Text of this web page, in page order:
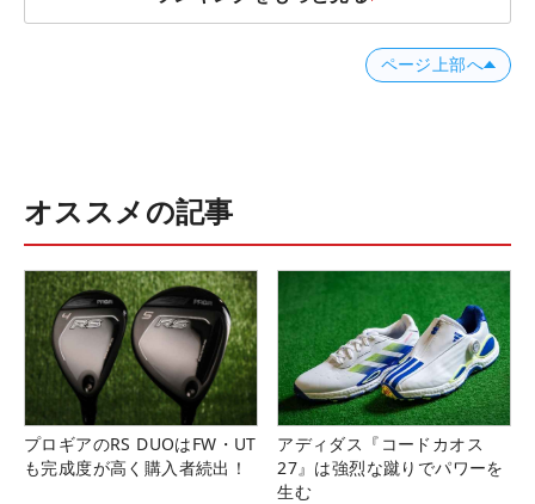
ページ上部へ
オススメの記事
プロギアのRS DUOはFW・UT
も完成度が高く購入者続出！
アディダス『コードカオス
27』は強烈な蹴りでパワーを
生む